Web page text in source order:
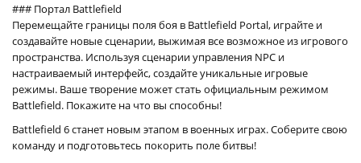
### Портал Battlefield
Перемещайте границы поля боя в Battlefield Portal, играйте и
создавайте новые сценарии, выжимая все возможное из игрового
пространства. Используя сценарии управления NPC и
настраиваемый интерфейс, создайте уникальные игровые
режимы. Ваше творение может стать официальным режимом
Battlefield. Покажите на что вы способны!
Battlefield 6 станет новым этапом в военных играх. Соберите свою
команду и подготовьтесь покорить поле битвы!